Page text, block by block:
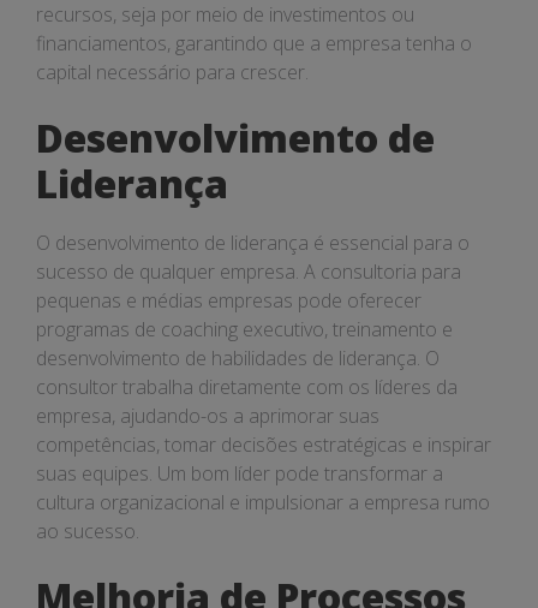
recursos, seja por meio de investimentos ou
financiamentos, garantindo que a empresa tenha o
capital necessário para crescer.
Desenvolvimento de
Liderança
O desenvolvimento de liderança é essencial para o
sucesso de qualquer empresa. A consultoria para
pequenas e médias empresas pode oferecer
programas de coaching executivo, treinamento e
desenvolvimento de habilidades de liderança. O
consultor trabalha diretamente com os líderes da
empresa, ajudando-os a aprimorar suas
competências, tomar decisões estratégicas e inspirar
suas equipes. Um bom líder pode transformar a
cultura organizacional e impulsionar a empresa rumo
ao sucesso.
Melhoria de Processos